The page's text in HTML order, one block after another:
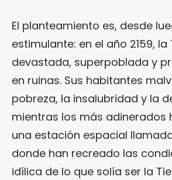
El planteamiento es, desde
estimulante: en el año 2159,
devastada, superpoblada y
en ruinas. Sus habitantes
pobreza, la insalubridad y la
mientras los más adinerados
una estación espacial
donde han recreado las
idílica de lo que solía ser la